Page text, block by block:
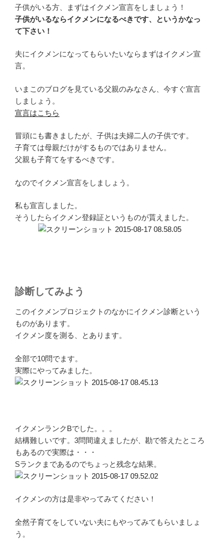
子供がいる方、まずはイクメン宣言をしましょう！
子供がいるならイクメンになるべきです、
というかなっ
て下さい！
夫にイクメンになってもらいたいならまずはイクメン宣
言。
いまこのブログを見ている父親のみなさん、今すぐ宣言
しましょう。
宣言はこちら
冒頭にも書きましたが、子供は夫婦二人の子供です。
子育ては母親だけがするものではありません。
父親も子育てをするべきです。
なのでイクメン宣言をしましょう。
私も宣言しました。
そうしたらイクメン登録証というものが貰えました。
診断してみよう
このイクメンプロジェクトのなかにイクメン診断という
ものがあります。
イクメン度を測る、とあります。
全部で10問でます。
実際にやってみました。
イクメンランクBでした。。。
結構難しいです。3問間違えましたが、勘で答えたところ
もあるので実際は・・・
Sランクまであるのでちょっと残念な結果。
イクメンの方は是非やってみてください！
全然子育てをしていない夫にもやってみてもらいましょ
う。